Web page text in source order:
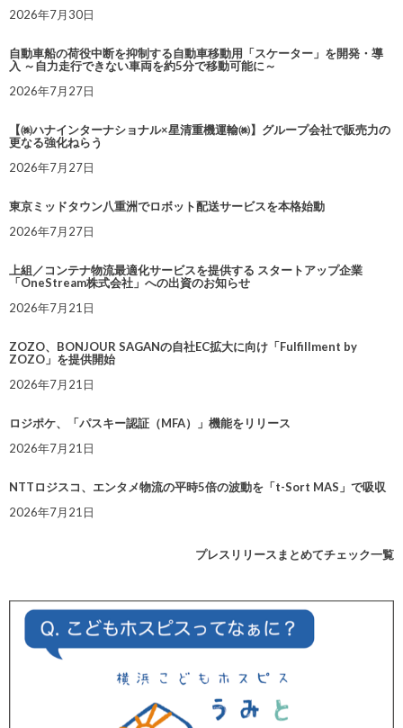
2026年7月30日
自動車船の荷役中断を抑制する自動車移動用「スケーター」を開発・導
入 ～自力走行できない車両を約5分で移動可能に～
2026年7月27日
【㈱ハナインターナショナル×星清重機運輸㈱】グループ会社で販売力の
更なる強化ねらう
2026年7月27日
東京ミッドタウン八重洲でロボット配送サービスを本格始動
2026年7月27日
上組／コンテナ物流最適化サービスを提供する スタートアップ企業
「OneStream株式会社」への出資のお知らせ
2026年7月21日
ZOZO、BONJOUR SAGANの自社EC拡大に向け「Fulfillment by
ZOZO」を提供開始
2026年7月21日
ロジポケ、「パスキー認証（MFA）」機能をリリース
2026年7月21日
NTTロジスコ、エンタメ物流の平時5倍の波動を「t-Sort MAS」で吸収
2026年7月21日
プレスリリースまとめてチェック一覧